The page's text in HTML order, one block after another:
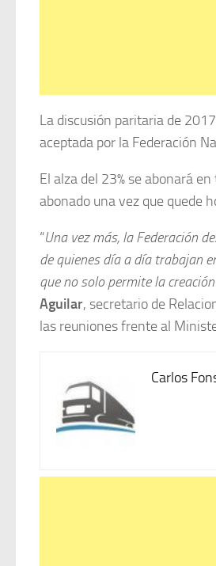
La discusión paritaria de
aceptada por la Federación
El alza del 23% se abonará
abonado una vez que quede
“Una vez más, la Federación
de quienes día a día trabajan
que no solo permite la
Aguilar, secretario de
las reuniones frente al
Carlos